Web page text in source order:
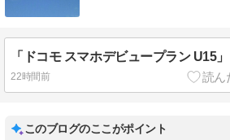
22時間前
このブログのここがポイント